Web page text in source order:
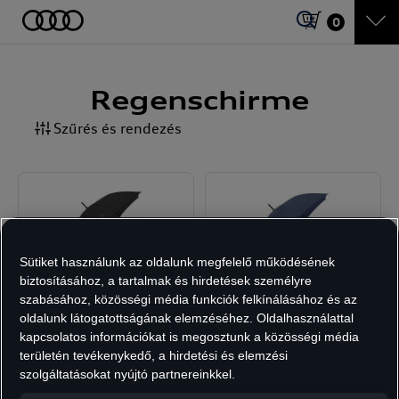
0
Regenschirme
Szűrés és rendezés
Audi boternyő,
fekete
16 690Ft
Audi boternyő, kék
16 690
Sütiket használunk az oldalunk megfelelő működésének
biztosításához, a tartalmak és hirdetések személyre
szabásához, közösségi média funkciók felkínálásához és az
oldalunk látogatottságának elemzéséhez. Oldalhasználattal
kapcsolatos információkat is megosztunk a közösségi média
területén tevékenykedő, a hirdetési és elemzési
szolgáltatásokat nyújtó partnereinkkel.